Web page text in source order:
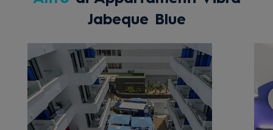
Jabeque Blue